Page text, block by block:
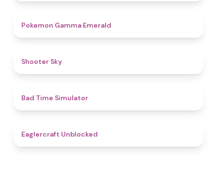
Pokemon Gamma Emerald
Shooter Sky
Bad Time Simulator
Eaglercraft Unblocked